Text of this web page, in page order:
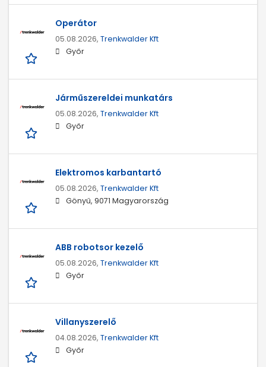
Operátor
05.08.2026, Trenkwalder Kft
Győr
Járműszereldei munkatárs
05.08.2026, Trenkwalder Kft
Győr
Elektromos karbantartó
05.08.2026, Trenkwalder Kft
Gönyű, 9071 Magyarország
ABB robotsor kezelő
05.08.2026, Trenkwalder Kft
Győr
Villanyszerelő
04.08.2026, Trenkwalder Kft
Győr